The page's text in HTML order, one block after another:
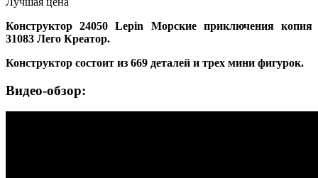
Конструктор 24050 Lepin Морские приключения копия
31083 Лего Креатор.
Конструктор состоит из 669 деталей и трех мини фигурок.
Видео-обзор: